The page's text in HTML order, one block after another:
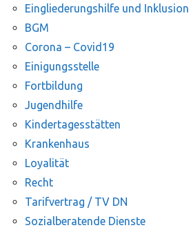
Eingliederungshilfe und Inklusion
BGM
Corona – Covid19
Einigungsstelle
Fortbildung
Jugendhilfe
Kindertagesstätten
Krankenhaus
Loyalität
Recht
Tarifvertrag / TV DN
Sozialberatende Dienste